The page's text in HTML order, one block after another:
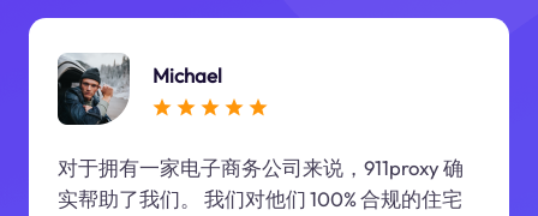
Michael
对于拥有一家电子商务公司来说，911proxy 确
实帮助了我们。 我们对他们 100% 合规的住宅